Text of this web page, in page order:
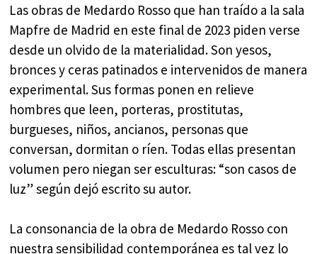
Las obras de Medardo Rosso que han traído a la sala
Mapfre de Madrid en este final de 2023 piden verse
desde un olvido de la materialidad. Son yesos,
bronces y ceras patinados e intervenidos de manera
experimental. Sus formas ponen en relieve
hombres que leen, porteras, prostitutas,
burgueses, niños, ancianos, personas que
conversan, dormitan o ríen. Todas ellas presentan
volumen pero niegan ser esculturas: “son casos de
luz” según dejó escrito su autor.
La consonancia de la obra de Medardo Rosso con
nuestra sensibilidad contemporánea es tal vez lo